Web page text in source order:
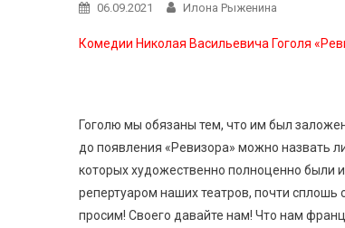
06.09.2021 Илона Рыженина
Комедии Николая Васильевича Гоголя
Гоголю мы обязаны тем, что им был
до появления «Ревизора» можно назвать
которых художественно полноценно были
репертуаром наших театров, почти
просим! Своего давайте нам! Что нам